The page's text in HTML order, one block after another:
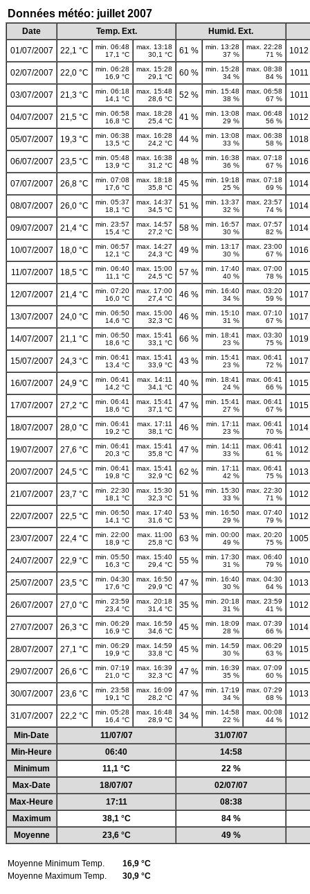
Données météo: juillet 2007
Date Temp. Ext.
Humid. Ext.
01/07/2007
22,1 °C
min. 06:48
17,1 °C
max. 13:18
30,1 °C
61 %
min. 13:28
37 %
max. 22:28
71 %
02/07/2007 22,0 °C
min. 06:28
16,9 °C
max. 15:28
29,1 °C
60 %
min. 15:28
34 %
max. 08:38
84 %
03/07/2007 21,3 °C
min. 06:18
14,1 °C
max. 15:48
28,6 °C
52 %
min. 15:48
38 %
max. 06:58
67 %
04/07/2007 21,5 °C
min. 06:58
16,8 °C
max. 18:28
25,4 °C
41 %
min. 13:08
29 %
max. 06:48
56 %
05/07/2007 19,3 °C
min. 06:38
13,5 °C
max. 16:28
24,2 °C
44 %
min. 13:08
33 %
max. 06:38
58 %
06/07/2007 23,5 °C
min. 05:48
13,9 °C
max. 16:38
31,2 °C
48 %
min. 16:38
36 %
max. 07:18
67 %
07/07/2007 26,8 °C
min. 07:08
17,6 °C
max. 18:18
35,8 °C
45 %
min. 19:18
25 %
max. 07:18
69 %
08/07/2007 26,0 °C
min. 05:37
18,1 °C
max. 14:37
34,5 °C
51 %
min. 13:37
32 %
max. 23:57
74 %
09/07/2007 21,4 °C
min. 23:57
15,4 °C
max. 14:57
27,2 °C
58 %
min. 16:57
30 %
max. 07:57
82 %
10/07/2007 18,0 °C
min. 06:57
12,1 °C
max. 14:27
24,3 °C
49 %
min. 13:17
30 %
max. 23:00
67 %
11/07/2007 18,5 °C
min. 06:40
11,1 °C
max. 15:00
24,5 °C
57 %
min. 17:40
40 %
max. 07:00
78 %
12/07/2007 21,4 °C
min. 07:20
16,0 °C
max. 17:00
27,4 °C
46 %
min. 16:40
34 %
max. 03:20
59 %
13/07/2007 24,0 °C
min. 06:50
14,6 °C
max. 15:00
32,3 °C
46 %
min. 15:10
31 %
max. 07:10
67 %
14/07/2007 21,1 °C
min. 06:50
18,6 °C
max. 15:41
33,1 °C
66 %
min. 18:41
23 %
max. 03:30
75 %
15/07/2007 24,3 °C
min. 06:41
13,4 °C
max. 15:41
33,9 °C
43 %
min. 15:41
23 %
max. 06:41
72 %
16/07/2007 24,9 °C
min. 06:41
14,2 °C
max. 14:11
34,1 °C
40 %
min. 18:41
24 %
max. 06:41
66 %
17/07/2007 27,2 °C
min. 06:41
18,6 °C
max. 15:41
37,1 °C
47 %
min. 15:41
27 %
max. 06:41
67 %
18/07/2007 28,0 °C
min. 06:41
19,2 °C
max. 17:11
38,1 °C
46 %
min. 17:11
23 %
max. 06:41
70 %
19/07/2007 27,6 °C
min. 06:41
20,3 °C
max. 15:41
35,8 °C
47 %
min. 14:11
33 %
max. 06:41
61 %
20/07/2007 24,5 °C
min. 06:41
19,8 °C
max. 15:41
32,9 °C
62 %
min. 17:11
42 %
max. 06:41
75 %
21/07/2007 23,7 °C
min. 22:30
18,1 °C
max. 15:30
32,3 °C
51 %
min. 15:30
33 %
max. 22:30
71 %
22/07/2007 22,5 °C
min. 06:50
14,1 °C
max. 17:40
31,6 °C
53 %
min. 16:50
29 %
max. 07:40
79 %
23/07/2007 22,4 °C
min. 22:00
18,9 °C
max. 11:00
25,8 °C
63 %
min. 00:00
49 %
max. 20:20
75 %
24/07/2007 22,9 °C
min. 05:50
16,3 °C
max. 15:40
29,4 °C
55 %
min. 17:30
31 %
max. 06:40
79 %
25/07/2007 23,5 °C
min. 04:30
17,6 °C
max. 16:50
29,9 °C
47 %
min. 16:40
30 %
max. 04:30
64 %
26/07/2007 27,0 °C
min. 23:59
23,4 °C
max. 20:18
31,4 °C
35 %
min. 20:18
31 %
max. 23:59
41 %
27/07/2007 26,3 °C
min. 06:29
16,9 °C
max. 16:59
34,6 °C
45 %
min. 18:09
28 %
max. 07:39
66 %
28/07/2007 27,1 °C
min. 06:29
19,9 °C
max. 14:59
33,8 °C
45 %
min. 14:59
30 %
max. 06:29
63 %
29/07/2007 26,6 °C
min. 07:19
21,0 °C
max. 16:39
32,3 °C
47 %
min. 16:39
35 %
max. 07:09
60 %
30/07/2007 23,6 °C
min. 23:58
19,1 °C
max. 16:09
28,2 °C
47 %
min. 17:19
34 %
max. 07:29
68 %
31/07/2007 22,2 °C
min. 05:28
16,4 °C
max. 16:48
28,9 °C
34 %
min. 14:58
22 %
max. 00:08
44 %
Min-Date
11/07/07
31/07/07
Min-Heure
06:40
14:58
Minimum
11,1 °C
22 %
Max-Date
18/07/07
02/07/07
Max-Heure
17:11
08:38
Maximum
38,1 °C
84 %
Moyenne
23,6 °C 49 %
Moyenne Minimum Temp.
16,9 °C
Moyenne Maximum Temp.
30,9 °C